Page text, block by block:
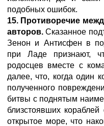
подобных ошибок.
15. Противоречие
авторов.Сказанное
Зенон и Антисфен в
при Ладе признают,
родосцев вместе с
далее, что, когда один
полученного
битвы с поднятым
близстоявших
открытое море, что